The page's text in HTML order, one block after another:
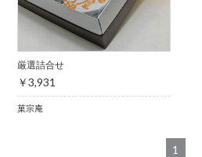
厳選詰合せ
￥3,931
菓宗庵
1